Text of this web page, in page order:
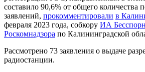
составило 90,6% от общего количества
заявлений, прокомментировали в
февраля 2023 года, собкору ИА
Роскомнадзора по Калининградской
Рассмотрено 73 заявления о выдаче
радиостанции.